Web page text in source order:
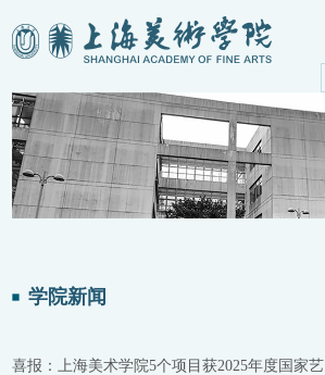
学院新闻
喜报：上海美术学院5个项目获2025年度国家艺